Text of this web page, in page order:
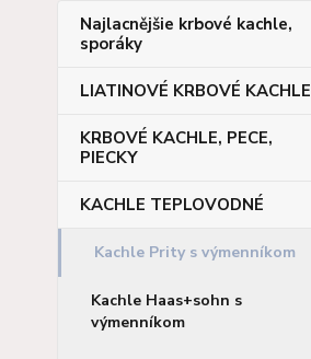
Najlacnějšie krbové kachle,
sporáky
LIATINOVÉ KRBOVÉ KACHLE
KRBOVÉ KACHLE, PECE,
PIECKY
KACHLE TEPLOVODNÉ
Kachle Prity s výmenníkom
Kachle Haas+sohn s
výmenníkom